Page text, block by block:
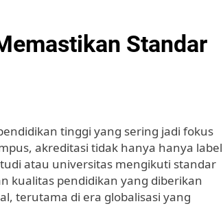
Standar
tinggi yang sering jadi fokus
akreditasi tidak hanya hanya label
atau universitas mengikuti standar
kualitas pendidikan yang diberikan
terutama di era globalisasi yang